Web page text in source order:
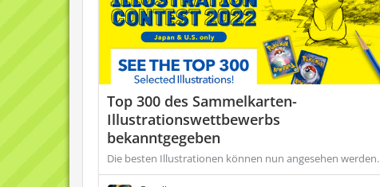
Top 300 des Sammelkarten-
Illustrationswettbewerbs
bekanntgegeben
Die besten Illustrationen können nun angesehen werden.